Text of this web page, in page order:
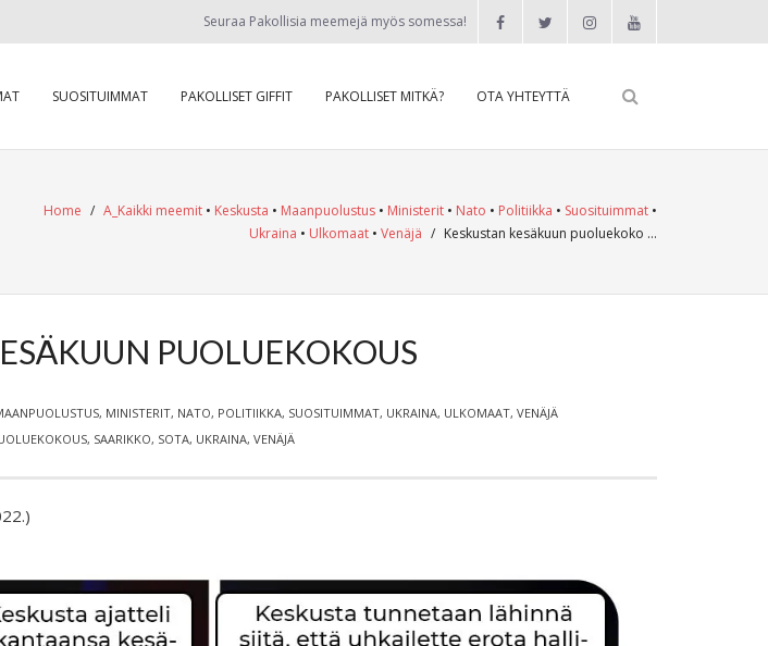
Seuraa Pakollisia meemejä myös somessa!
SUOSITUIMMAT PAKOLLISET GIFFIT PAKOLLISET MITKÄ? OTA YHTEYTTÄ
Home / A_Kaikki meemit • Keskusta • Maanpuolustus • Ministerit • Nato • Politiikka • Suosituimmat •
Ukraina • Ulkomaat • Venäjä / Keskustan kesäkuun puoluekoko …
PUOLUEKOKOUS
, MINISTERIT, NATO, POLITIIKKA, SUOSITUIMMAT, UKRAINA, ULKOMAAT, VENÄJÄ
, SAARIKKO, SOTA, UKRAINA, VENÄJÄ